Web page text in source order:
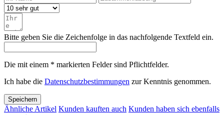
Bitte geben Sie die Zeichenfolge in das nachfolgende Textfeld ein.
Die mit einem * markierten Felder sind Pflichtfelder.
Ich habe die Datenschutzbestimmungen zur Kenntnis genommen.
Speichern
Ähnliche Artikel Kunden kauften auch Kunden haben sich ebenfalls